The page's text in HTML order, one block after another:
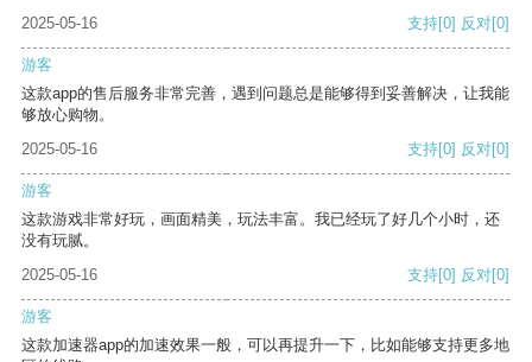
2025-05-16
支持[0] 反对[0]
游客
这款app的售后服务非常完善，遇到问题总是能够得到妥善解决，让我能
够放心购物。
2025-05-16
支持[0] 反对[0]
游客
这款游戏非常好玩，画面精美，玩法丰富。我已经玩了好几个小时，还
没有玩腻。
2025-05-16
支持[0] 反对[0]
游客
这款加速器app的加速效果一般，可以再提升一下，比如能够支持更多地